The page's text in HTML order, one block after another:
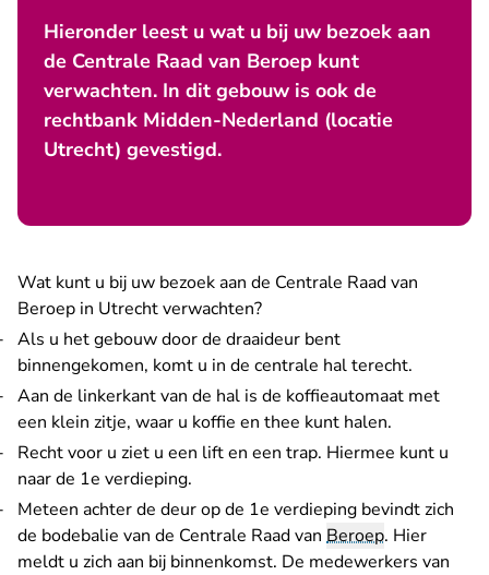
Hieronder leest u wat u bij uw bezoek aan
de Centrale Raad van Beroep kunt
verwachten. In dit gebouw is ook de
rechtbank Midden-Nederland (locatie
Utrecht) gevestigd.
Wat kunt u bij uw bezoek aan de Centrale Raad van
Beroep in Utrecht verwachten?
Als u het gebouw door de draaideur bent
binnengekomen, komt u in de centrale hal terecht.
Aan de linkerkant van de hal is de koffieautomaat met
een klein zitje, waar u koffie en thee kunt halen.
Recht voor u ziet u een lift en een trap. Hiermee kunt u
naar de 1e verdieping.
Meteen achter de deur op de 1e verdieping bevindt zich
de bodebalie van de Centrale Raad van Beroep. Hier
meldt u zich aan bij binnenkomst. De medewerkers van